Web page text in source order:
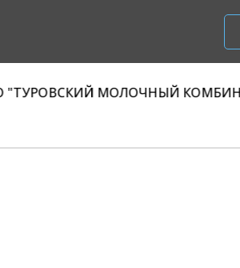
4% ОАО "ТУРОВСКИЙ